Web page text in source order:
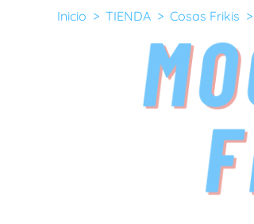
Inicio > TIENDA > Cosas Frikis
Mochilas Frikis